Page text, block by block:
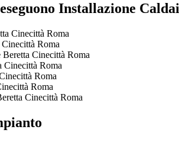
Installazione
Cinecittà Roma
Roma
Beretta Cinecittà Roma
Cinecittà Roma
Roma
Roma
Cinecittà Roma